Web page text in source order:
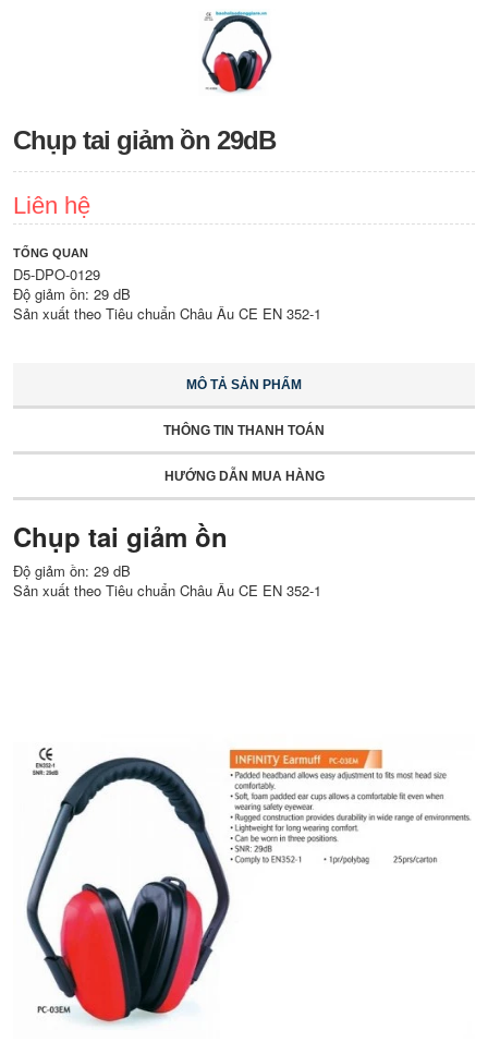
Chụp tai giảm ồn 29dB
Liên hệ
TỔNG QUAN
D5-DPO-0129
Độ giảm ồn: 29 dB
Sản xuất theo Tiêu chuẩn Châu Âu CE EN 352-1
MÔ TẢ SẢN PHẨM
THÔNG TIN THANH TOÁN
HƯỚNG DẪN MUA HÀNG
Chụp tai giảm ồn
Độ giảm ồn: 29 dB
Sản xuất theo Tiêu chuẩn Châu Âu CE EN 352-1